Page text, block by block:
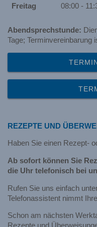
Freitag 08:00 -
Abendsprechstunde:
Tage; Terminvereinbarung
REZEPTE UND
Haben Sie einen Rezept-
Ab sofort können Sie
die Uhr telefonisch bei
Rufen Sie uns einfach
Telefonassistent nimmt
Schon am nächsten